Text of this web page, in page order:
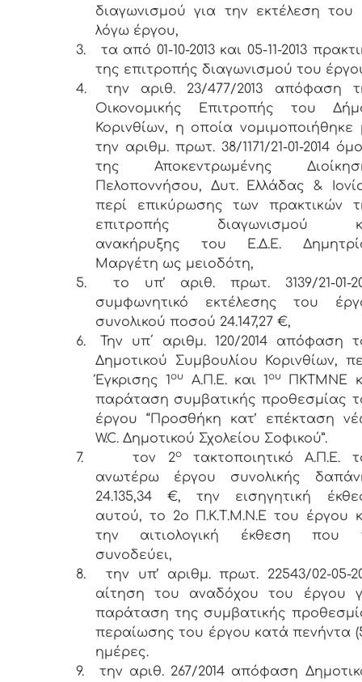
διαγωνισμού για την εκτέλεση του
λόγω έργου,
3.
τα από 01-10-2013 και 05-11-2013
της επιτροπής διαγωνισμού του
4.
την αριθ. 23/477/2013 απόφαση
Οικονομικής Επιτροπής του
Κορινθίων, η οποία νομιμοποιήθηκε
την αριθμ. πρωτ. 38/1171/21-01-2014
της Αποκεντρωμένης
Πελοποννήσου, Δυτ. Ελλάδας &
περί επικύρωσης των πρακτικών
επιτροπής διαγωνισμού
ανακήρυξης του Ε.Δ.Ε.
Μαργέτη ως μειοδότη,
5.
το υπ’ αριθ. πρωτ. 3139/21-01-
συμφωνητικό εκτέλεσης του
συνολικού ποσού 24.147,27 €,
6.
Την υπ΄ αριθμ. 120/2014 απόφαση
Δημοτικού Συμβουλίου Κορινθίων,
Έγκρισης 1ου Α.Π.Ε. και 1ου
ΠΚΤΜΝΕ
παράταση συμβατικής προθεσμίας
έργου “Προσθήκη κατ’ επέκταση
W.C. Δημοτικού Σχολείου Σοφικού”.
7.
τον 2οτακτοποιητικό Α.Π.Ε.
ανωτέρω έργου συνολικής
24.135,34 €, την εισηγητική
αυτού, το 2ο Π.Κ.Τ.Μ.Ν.Ε του έργου
την αιτιολογική έκθεση που
συνοδεύει,
8.
την υπ’ αριθμ. πρωτ. 22543/02-05-
αίτηση του αναδόχου του έργου
παράταση της συμβατικής
περαίωσης του έργου κατά πενήντα
ημέρες.
9.
την αριθ. 267/2014 απόφαση